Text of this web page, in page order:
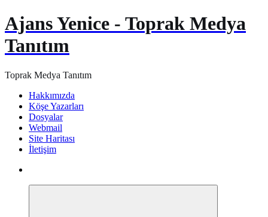
Ajans Yenice - Toprak Medya
Tanıtım
Toprak Medya Tanıtım
Hakkımızda
Köşe Yazarları
Dosyalar
Webmail
Site Haritası
İletişim